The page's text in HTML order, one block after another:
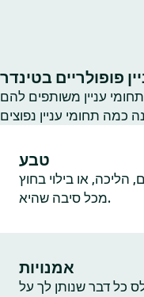
פופולריים בטינדר
עניין משותפים להם
טבע
הליכה, או בילוי בחוץ
מכל סיבה שהיא.
אמנויות
כל דבר שנותן לך על